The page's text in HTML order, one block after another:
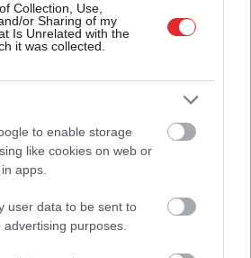
Collection, Use,
or Sharing of my
Is Unrelated with the
it was collected.
to enable storage
like cookies on web or
apps.
user data to be sent to
purposes.
vīra
vietā…” Augulis skaidro,
kāpēc Latvija joprojām
Ziņot